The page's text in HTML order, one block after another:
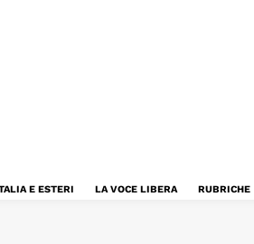
E ESTERI LA VOCE LIBERA RUBRICHE